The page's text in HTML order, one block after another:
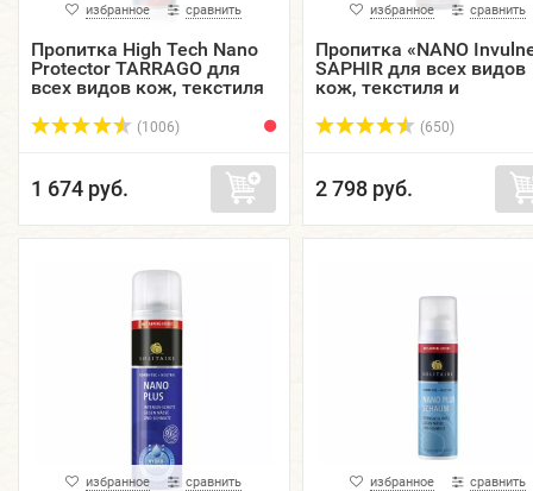
избранное сравнить
Пропитка High Tech Nano
Protector TARRAGO для
всех видов кож, текстиля
250 мл.
(1006)
1 674 руб.
избранное сравнить
Пропитка «NANO
SAPHIR для всех видов
кож, текстиля и
мл.
(650)
2 798 руб.
избранное сравнить избранное сравнить